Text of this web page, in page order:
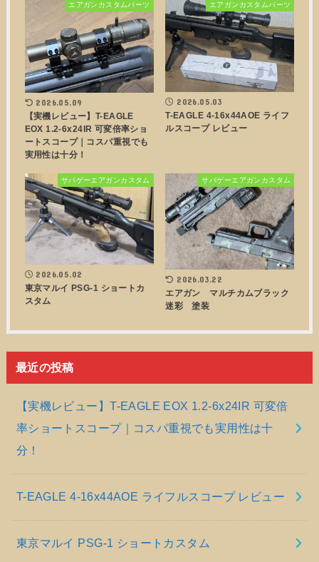
エアガンカスタムパーツ
2026.05.09
【実機レビュー】T-EAGLE
EOX 1.2-6x24IR 可変倍率ショ
ートスコープ｜コスパ重視でも
実用性は十分！
エアガンカスタムパーツ
2026.05.03
T-EAGLE 4-16x44AOE ライフ
ルスコープ レビュー
サバゲーエアガンカスタム
2026.05.02
東京マルイ PSG-1 ショートカ
スタム
サバゲーエアガンカスタム
2026.03.22
エアガン マルチカムブラック
迷彩 塗装
最近の投稿
【実機レビュー】T-EAGLE EOX 1.2-6x24IR 可変倍
率ショートスコープ｜コスパ重視でも実用性は十
分！
T-EAGLE 4-16x44AOE ライフルスコープ レビュー
東京マルイ PSG-1 ショートカスタム